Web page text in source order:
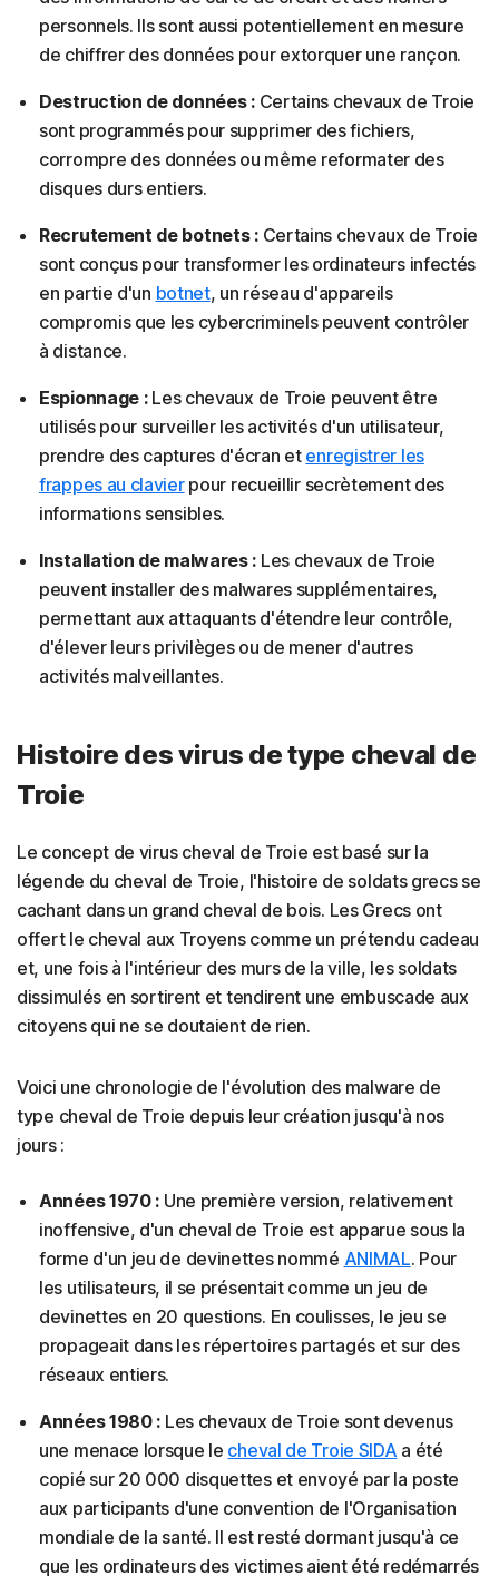
personnels. Ils sont aussi potentiellement en mesure
de chiffrer des données pour extorquer une rançon.
Destruction de données : Certains chevaux de Troie
sont programmés pour supprimer des fichiers,
corrompre des données ou même reformater des
disques durs entiers.
Recrutement de botnets : Certains chevaux de Troie
sont conçus pour transformer les ordinateurs infectés
en partie d'un botnet, un réseau d'appareils
compromis que les cybercriminels peuvent contrôler
à distance.
Espionnage : Les chevaux de Troie peuvent être
utilisés pour surveiller les activités d'un utilisateur,
prendre des captures d'écran et enregistrer les
frappes au clavierpour recueillir secrètement des
informations sensibles.
Installation de malwares : Les chevaux de Troie
peuvent installer des malwares supplémentaires,
permettant aux attaquants d'étendre leur contrôle,
d'élever leurs privilèges ou de mener d'autres
activités malveillantes.
Histoire des virus de type cheval de
Troie
Le concept de virus cheval de Troie est basé sur la
légende du cheval de Troie, l'histoire de soldats grecs se
cachant dans un grand cheval de bois. Les Grecs ont
offert le cheval aux Troyens comme un prétendu cadeau
et, une fois à l'intérieur des murs de la ville, les soldats
dissimulés en sortirent et tendirent une embuscade aux
citoyens qui ne se doutaient de rien.
Voici une chronologie de l'évolution des malware de
type cheval de Troie depuis leur création jusqu'à nos
jours :
Années 1970 : Une première version, relativement
inoffensive, d'un cheval de Troie est apparue sous la
forme d'un jeu de devinettes nommé ANIMAL. Pour
les utilisateurs, il se présentait comme un jeu de
devinettes en 20 questions. En coulisses, le jeu se
propageait dans les répertoires partagés et sur des
réseaux entiers.
Années 1980 : Les chevaux de Troie sont devenus
une menace lorsque le cheval de Troie SIDA a été
copié sur 20 000 disquettes et envoyé par la poste
aux participants d'une convention de l'Organisation
mondiale de la santé. Il est resté dormant jusqu'à ce
que les ordinateurs des victimes aient été redémarrés